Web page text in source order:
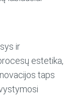
ir
estetika,
taps